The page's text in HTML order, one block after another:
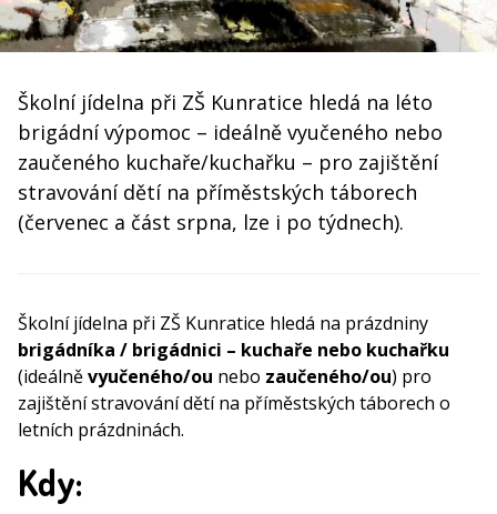
Školní jídelna při ZŠ Kunratice hledá na léto
brigádní výpomoc – ideálně vyučeného nebo
zaučeného kuchaře/kuchařku – pro zajištění
stravování dětí na příměstských táborech
(červenec a část srpna, lze i po týdnech).
Školní jídelna při ZŠ Kunratice hledá na prázdniny
brigádníka / brigádnici – kuchaře nebo kuchařku
(ideálněvyučeného/ou nebo zaučeného/ou) pro
zajištění stravování dětí na příměstských táborech o
letních prázdninách.
Kdy: